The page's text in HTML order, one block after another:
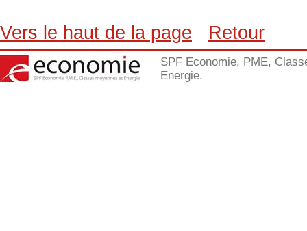
Vers le haut de la page Retour
SPF Economie, PME,
Energie.